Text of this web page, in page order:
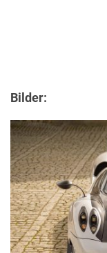
Bilder: